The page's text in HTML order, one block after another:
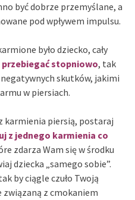
być dobrze przemyślane, a
pod wpływem impulsu.
było dziecko, cały
stopniowo, tak
skutków, jakimi
w piersiach.
karmienia piersią, postaraj
z jednego karmienia co
zdarza Wam się w środku
dziecka „samego sobie”.
by ciągle czuło Twoją
z cmokaniem